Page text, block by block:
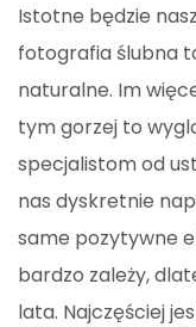
Istotne będzie
fotografia ślubna
naturalne. Im
tym gorzej to
specjalistom od
nas dyskretnie
same pozytywne
bardzo zależy,
lata. Najczęściej